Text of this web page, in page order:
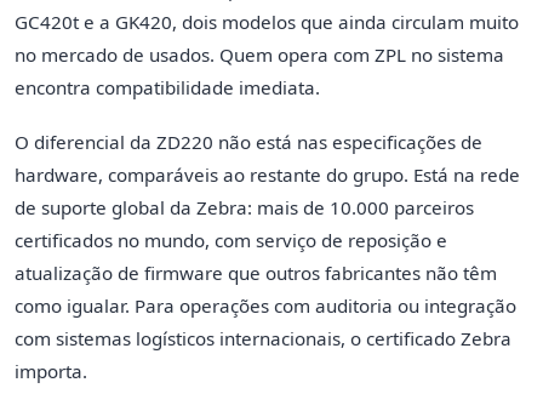
GC420t e a GK420, dois modelos que ainda circulam muito
no mercado de usados. Quem opera com ZPL no sistema
encontra compatibilidade imediata.
O diferencial da ZD220 não está nas especificações de
hardware, comparáveis ao restante do grupo. Está na rede
de suporte global da Zebra: mais de 10.000 parceiros
certificados no mundo, com serviço de reposição e
atualização de firmware que outros fabricantes não têm
como igualar. Para operações com auditoria ou integração
com sistemas logísticos internacionais, o certificado Zebra
importa.